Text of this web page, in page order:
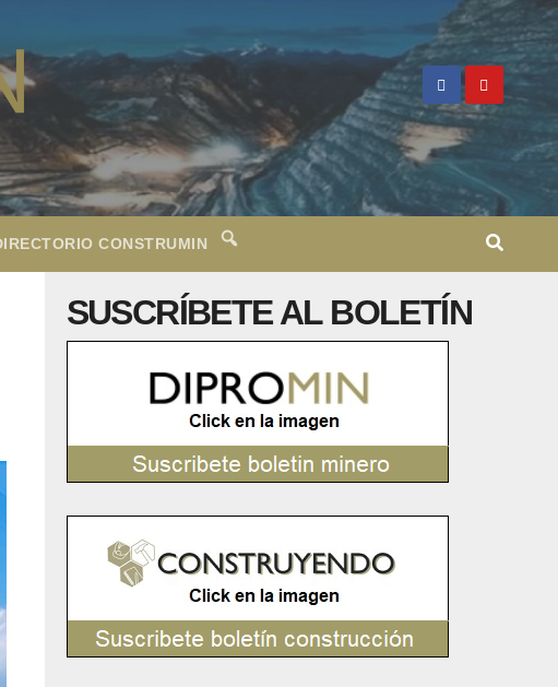
CONSTRUMIN
SUSCRÍBETE AL BOLETÍN